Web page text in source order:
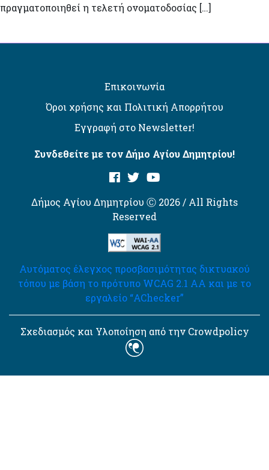
πραγματοποιηθεί η τελετή ονοματοδοσίας […]
Επικοινωνία
Όροι χρήσης και Πολιτική Απορρήτου
Εγγραφή στο Newsletter!
Συνδεθείτε με τον Δήμο Αγίου Δημητρίου!
Δήμος Αγίου Δημητρίου Ⓒ 2026 / All Rights
Reserved
Αυτόματος έλεγχος προσβασιμότητας δικτυακού
τόπου με βάση το πρότυπο WCAG 2.1 AA και με το
εργαλείο “AChecker”
Σχεδιασμός και Υλοποίηση από την Crowdpolicy